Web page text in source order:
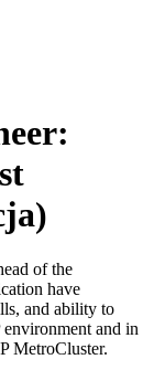
of the
have
and ability to
and in
MetroCluster.